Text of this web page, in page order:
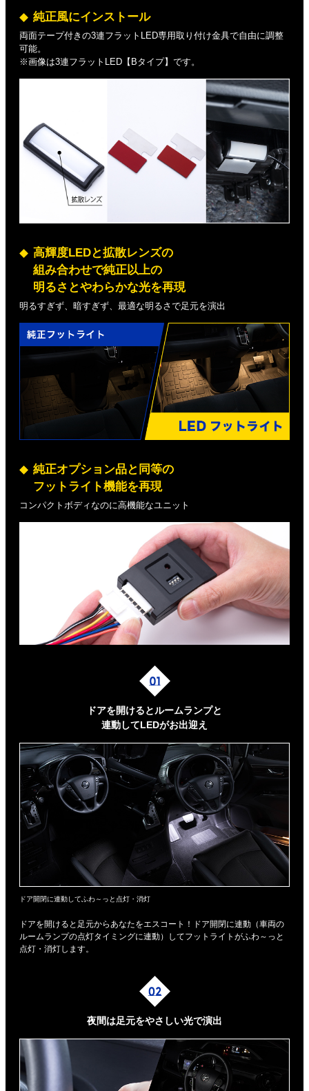
純正風にインストール
両面テープ付きの3連フラットLED専用取り付け金具で自由に調整
可能。
※画像は3連フラットLED【Bタイプ】です。
高輝度LEDと拡散レンズの
組み合わせで純正以上の
明るさとやわらかな光を再現
明るすぎず、暗すぎず、最適な明るさで足元を演出
純正オプション品と同等の
フットライト機能を再現
コンパクトボディなのに高機能なユニット
ドアを開けるとルームランプと
連動してLEDがお出迎え
ドア開閉に連動してふわ～っと点灯・消灯
ドアを開けると足元からあなたをエスコート！ドア開閉に連動（車両の
ルームランプの点灯タイミングに連動）してフットライトがふわ～っと
点灯・消灯します。
夜間は足元をやさしい光で演出